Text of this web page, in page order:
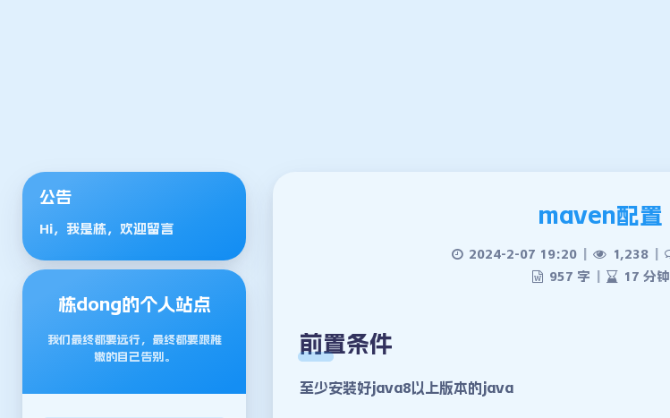
公告
Hi，我是栋，欢迎留言
栋dong的个人站点
我们最终都要远行，最终都要跟稚
嫩的自己告别。
maven配置
2024-2-07 19:20 1,238
957 字
17 分钟
前置条件
至少安装好java8以上版本的java